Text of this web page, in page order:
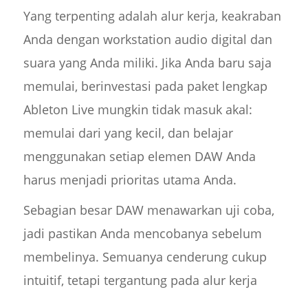
Yang terpenting adalah alur kerja, keakraban
Anda dengan workstation audio digital dan
suara yang Anda miliki. Jika Anda baru saja
memulai, berinvestasi pada paket lengkap
Ableton Live mungkin tidak masuk akal:
memulai dari yang kecil, dan belajar
menggunakan setiap elemen DAW Anda
harus menjadi prioritas utama Anda.
Sebagian besar DAW menawarkan uji coba,
jadi pastikan Anda mencobanya sebelum
membelinya. Semuanya cenderung cukup
intuitif, tetapi tergantung pada alur kerja